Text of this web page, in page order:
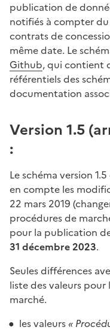
publication de
notifiés à compter du
contrats de
même date. Le
Github, qui contient
référentiels des
documentation
Version 1.5
:
Le schéma version
en compte les
22 mars 2019
procédures de
pour la publication
31 décembre 2023.
Seules différences
liste des valeurs
marché.
les valeurs «